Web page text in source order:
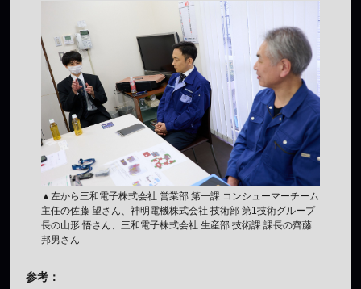
▲左から三和電子株式会社 営業部 第一課 コンシューマーチーム
主任の佐藤 望さん、神明電機株式会社 技術部 第1技術グループ
長の山形 悟さん、三和電子株式会社 生産部 技術課 課長の齊藤
邦男さん
参考：